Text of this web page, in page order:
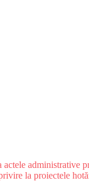
administrative
la proiectele